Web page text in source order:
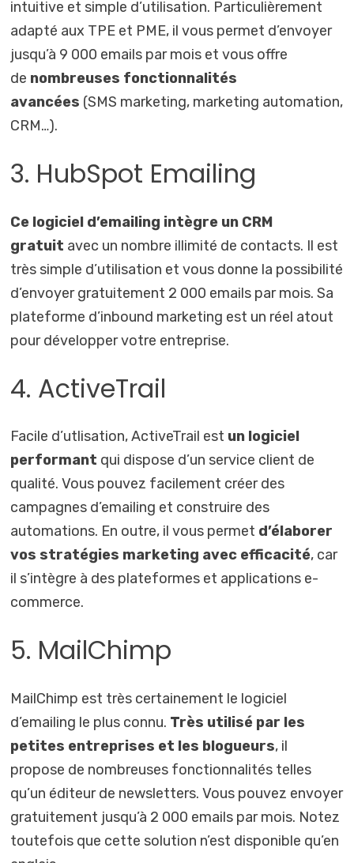
intuitive et simple d’utilisation. Particulièrement
adapté aux TPE et PME, il vous permet d’envoyer
jusqu’à 9 000 emails par mois et vous offre
de nombreuses fonctionnalités
avancées (SMS marketing, marketing automation,
CRM…).
3. HubSpot Emailing
Ce logiciel d’emailing intègre un CRM
gratuit avec un nombre illimité de contacts. Il est
très simple d’utilisation et vous donne la possibilité
d’envoyer gratuitement 2 000 emails par mois. Sa
plateforme d’inbound marketing est un réel atout
pour développer votre entreprise.
4. ActiveTrail
Facile d’utlisation, ActiveTrail est un logiciel
performant qui dispose d’un service client de
qualité. Vous pouvez facilement créer des
campagnes d’emailing et construire des
automations. En outre, il vous permet d’élaborer
vos stratégies marketing avec efficacité, car
il s’intègre à des plateformes et applications e-
commerce.
5. MailChimp
MailChimp est très certainement le logiciel
d’emailing le plus connu. Très utilisé par les
petites entreprises et les blogueurs, il
propose de nombreuses fonctionnalités telles
qu’un éditeur de newsletters. Vous pouvez envoyer
gratuitement jusqu’à 2 000 emails par mois. Notez
toutefois que cette solution n’est disponible qu’en